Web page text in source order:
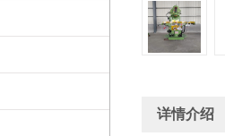
详情介绍